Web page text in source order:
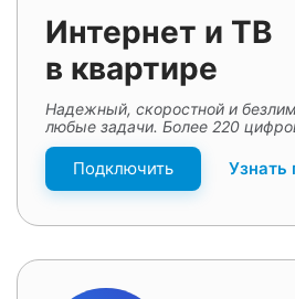
Интернет и ТВ
в квартире
Надежный, скоростной и
любые задачи. Более 220
Подключить Узнать